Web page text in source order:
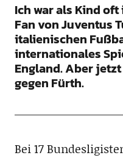
Ich war als Kind
Fan von Juventus
italienischen
internationales
England. Aber
gegen Fürth.
Bei 17